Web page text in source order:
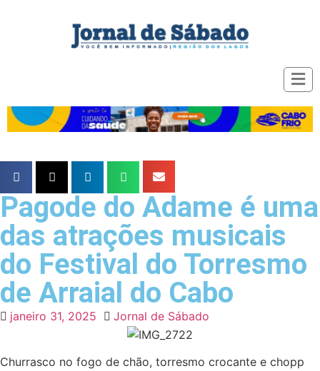
Pagode do Adame é uma
das atrações musicais
do Festival do Torresmo
de Arraial do Cabo
janeiro 31, 2025 Jornal de Sábado
Churrasco no fogo de chão, torresmo crocante e chopp